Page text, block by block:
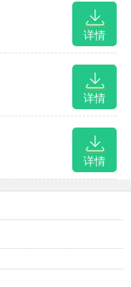
详情
详情
详情